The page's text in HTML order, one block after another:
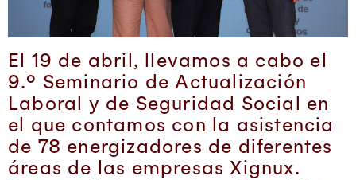
El 19 de abril, llevamos a cabo el
9.° Seminario de Actualización
Laboral y de Seguridad Social en
el que contamos con la asistencia
de 78 energizadores de diferentes
áreas de las empresas Xignux.